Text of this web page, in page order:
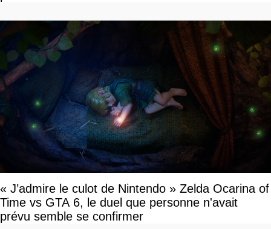
« J’admire le culot de Nintendo » Zelda Ocarina of
Time vs GTA 6, le duel que personne n'avait
prévu semble se confirmer